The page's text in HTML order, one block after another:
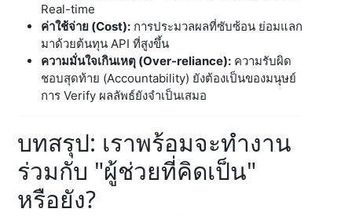
Real-time
ค่าใช้จ่าย (Cost): การประมวลผลที่ซับซ้อน ย่อมแลก
มาด้วยต้นทุน API ที่สูงขึ้น
ความมั่นใจเกินเหตุ (Over-reliance): ความรับผิด
ชอบสุดท้าย (Accountability) ยังต้องเป็นของมนุษย์
การ Verify ผลลัพธ์ยังจำเป็นเสมอ
บทสรุป: เราพร้อมจะทำงาน
ร่วมกับ "ผู้ช่วยที่คิดเป็น"
หรือยัง?